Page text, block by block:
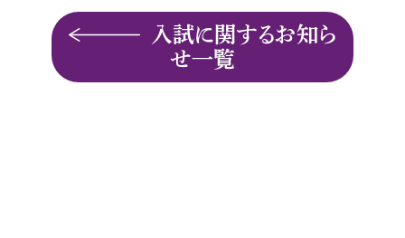
入試に関するお知ら
せ一覧